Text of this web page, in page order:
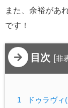
また、余裕があ
です！
目次 [非
1
ドゥラヴ